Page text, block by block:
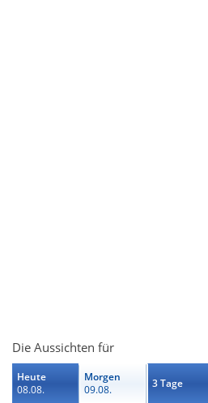
Die Aussichten für
Heute
08.08.
Morgen
09.08.
3 Tage